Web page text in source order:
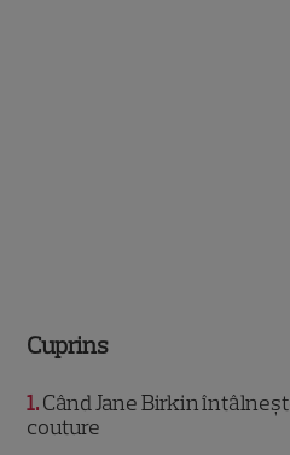
Cuprins
1 Când Jane Birkin
couture